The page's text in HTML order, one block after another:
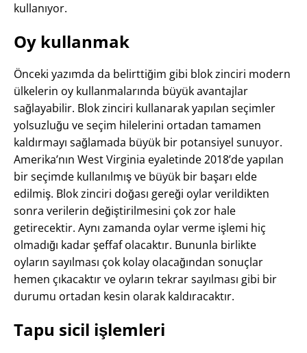
kullanıyor.
Oy kullanmak
Önceki yazımda da belirttiğim gibi blok zinciri modern
ülkelerin oy kullanmalarında büyük avantajlar
sağlayabilir. Blok zinciri kullanarak yapılan seçimler
yolsuzluğu ve seçim hilelerini ortadan tamamen
kaldırmayı sağlamada büyük bir potansiyel sunuyor.
Amerika’nın West Virginia eyaletinde 2018’de yapılan
bir seçimde kullanılmış ve büyük bir başarı elde
edilmiş. Blok zinciri doğası gereği oylar verildikten
sonra verilerin değiştirilmesini çok zor hale
getirecektir. Aynı zamanda oylar verme işlemi hiç
olmadığı kadar şeffaf olacaktır. Bununla birlikte
oyların sayılması çok kolay olacağından sonuçlar
hemen çıkacaktır ve oyların tekrar sayılması gibi bir
durumu ortadan kesin olarak kaldıracaktır.
Tapu sicil işlemleri